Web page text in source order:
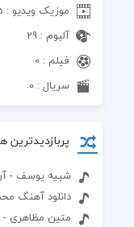
موزیک ویدیو : 65
آلبوم : 29
فیلم : 0
سریال : 0
پربازدیدترین
شبیه یوسف -
دانلود آهنگ
متین مظاهری -